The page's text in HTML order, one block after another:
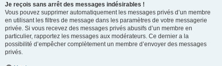
Je reçois sans arrêt des messages indésirables !
Vous pouvez supprimer automatiquement les messages privés d’un membre
en utilisant les filtres de message dans les paramètres de votre messagerie
privée. Si vous recevez des messages privés abusifs d’un membre en
particulier, rapportez les messages aux modérateurs. Ce dernier a la
possibilité d’empêcher complètement un membre d’envoyer des messages
privés.